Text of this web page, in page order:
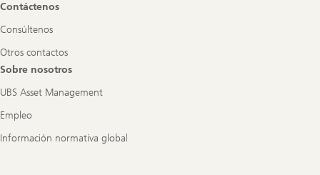
Contáctenos
Consúltenos
Otros contactos
Sobre nosotros
UBS Asset Management
Empleo
Información normativa global